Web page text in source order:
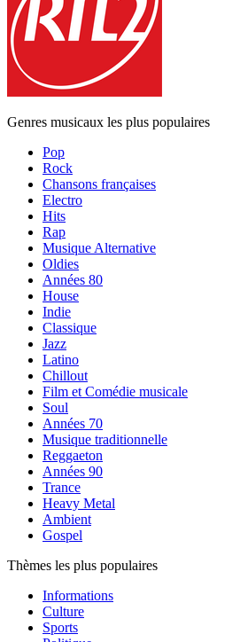
Genres musicaux les plus populaires
Pop
Rock
Chansons françaises
Electro
Hits
Rap
Musique Alternative
Oldies
Années 80
House
Indie
Classique
Jazz
Latino
Chillout
Film et Comédie musicale
Soul
Années 70
Musique traditionnelle
Reggaeton
Années 90
Trance
Heavy Metal
Ambient
Gospel
Thèmes les plus populaires
Informations
Culture
Sports